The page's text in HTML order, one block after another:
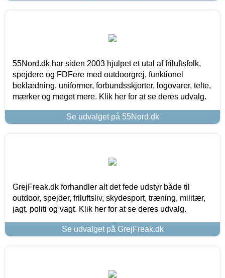
55Nord.dk har siden 2003 hjulpet et utal af friluftsfolk,
spejdere og FDFere med outdoorgrej, funktionel
beklædning, uniformer, forbundsskjorter, logovarer, telte,
mærker og meget mere. Klik her for at se deres udvalg.
Se udvalget på 55Nord.dk
GrejFreak.dk forhandler alt det fede udstyr både til
outdoor, spejder, friluftsliv, skydesport, træning, militær,
jagt, politi og vagt. Klik her for at se deres udvalg.
Se udvalget på GrejFreak.dk